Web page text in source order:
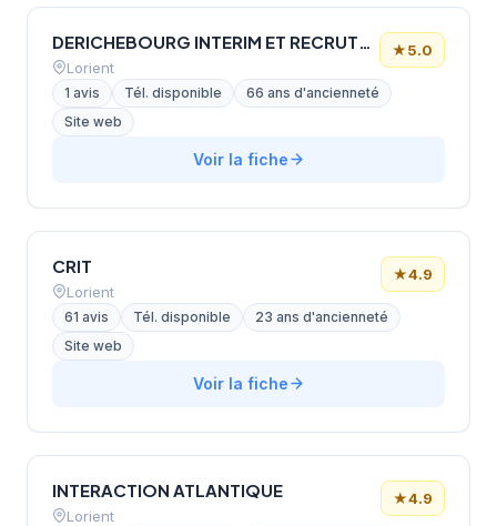
DERICHEBOURG INTERIM ET RECRUTEMENT
Lorient
★5.0
1 avis Tél. disponible
66 ans d'ancienneté
Site web
Voir la fiche
CRIT
Lorient
★4.9
61 avis Tél. disponible
23 ans d'ancienneté
Site web
Voir la fiche
INTERACTION ATLANTIQUE
Lorient
★4.9